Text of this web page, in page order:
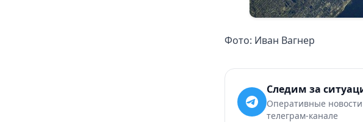
Фото: Иван Вагнер
Следим за
Оперативные
телеграм-канале